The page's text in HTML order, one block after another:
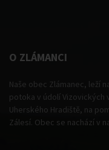
O ZLÁMANCI
Naše obec Zlámanec, leží
potoka v údolí Vizovických
Uherského Hradiště, na
Zálesí. Obec se nachází v